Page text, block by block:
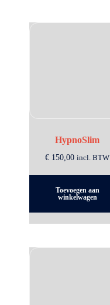
HypnoSlim
€ 150,00 incl. BTW
Toevoegen aan
winkelwagen